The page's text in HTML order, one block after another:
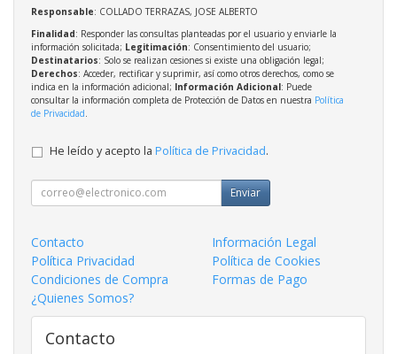
Responsable: COLLADO TERRAZAS, JOSE ALBERTO
Finalidad: Responder las consultas planteadas por el usuario y enviarle la
información solicitada; Legitimación: Consentimiento del usuario;
Destinatarios: Solo se realizan cesiones si existe una obligación legal;
Derechos: Acceder, rectificar y suprimir, así como otros derechos, como se
indica en la información adicional; Información Adicional: Puede
consultar la información completa de Protección de Datos en nuestra Política
de Privacidad
He leído y acepto la Política de Privacidad.
Enviar
Contacto
Información Legal
Política Privacidad
Política de Cookies
Condiciones de Compra
Formas de Pago
¿Quienes Somos?
Contacto